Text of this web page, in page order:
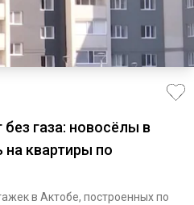
газа: новосёлы в
квартиры по
в Актобе, построенных по